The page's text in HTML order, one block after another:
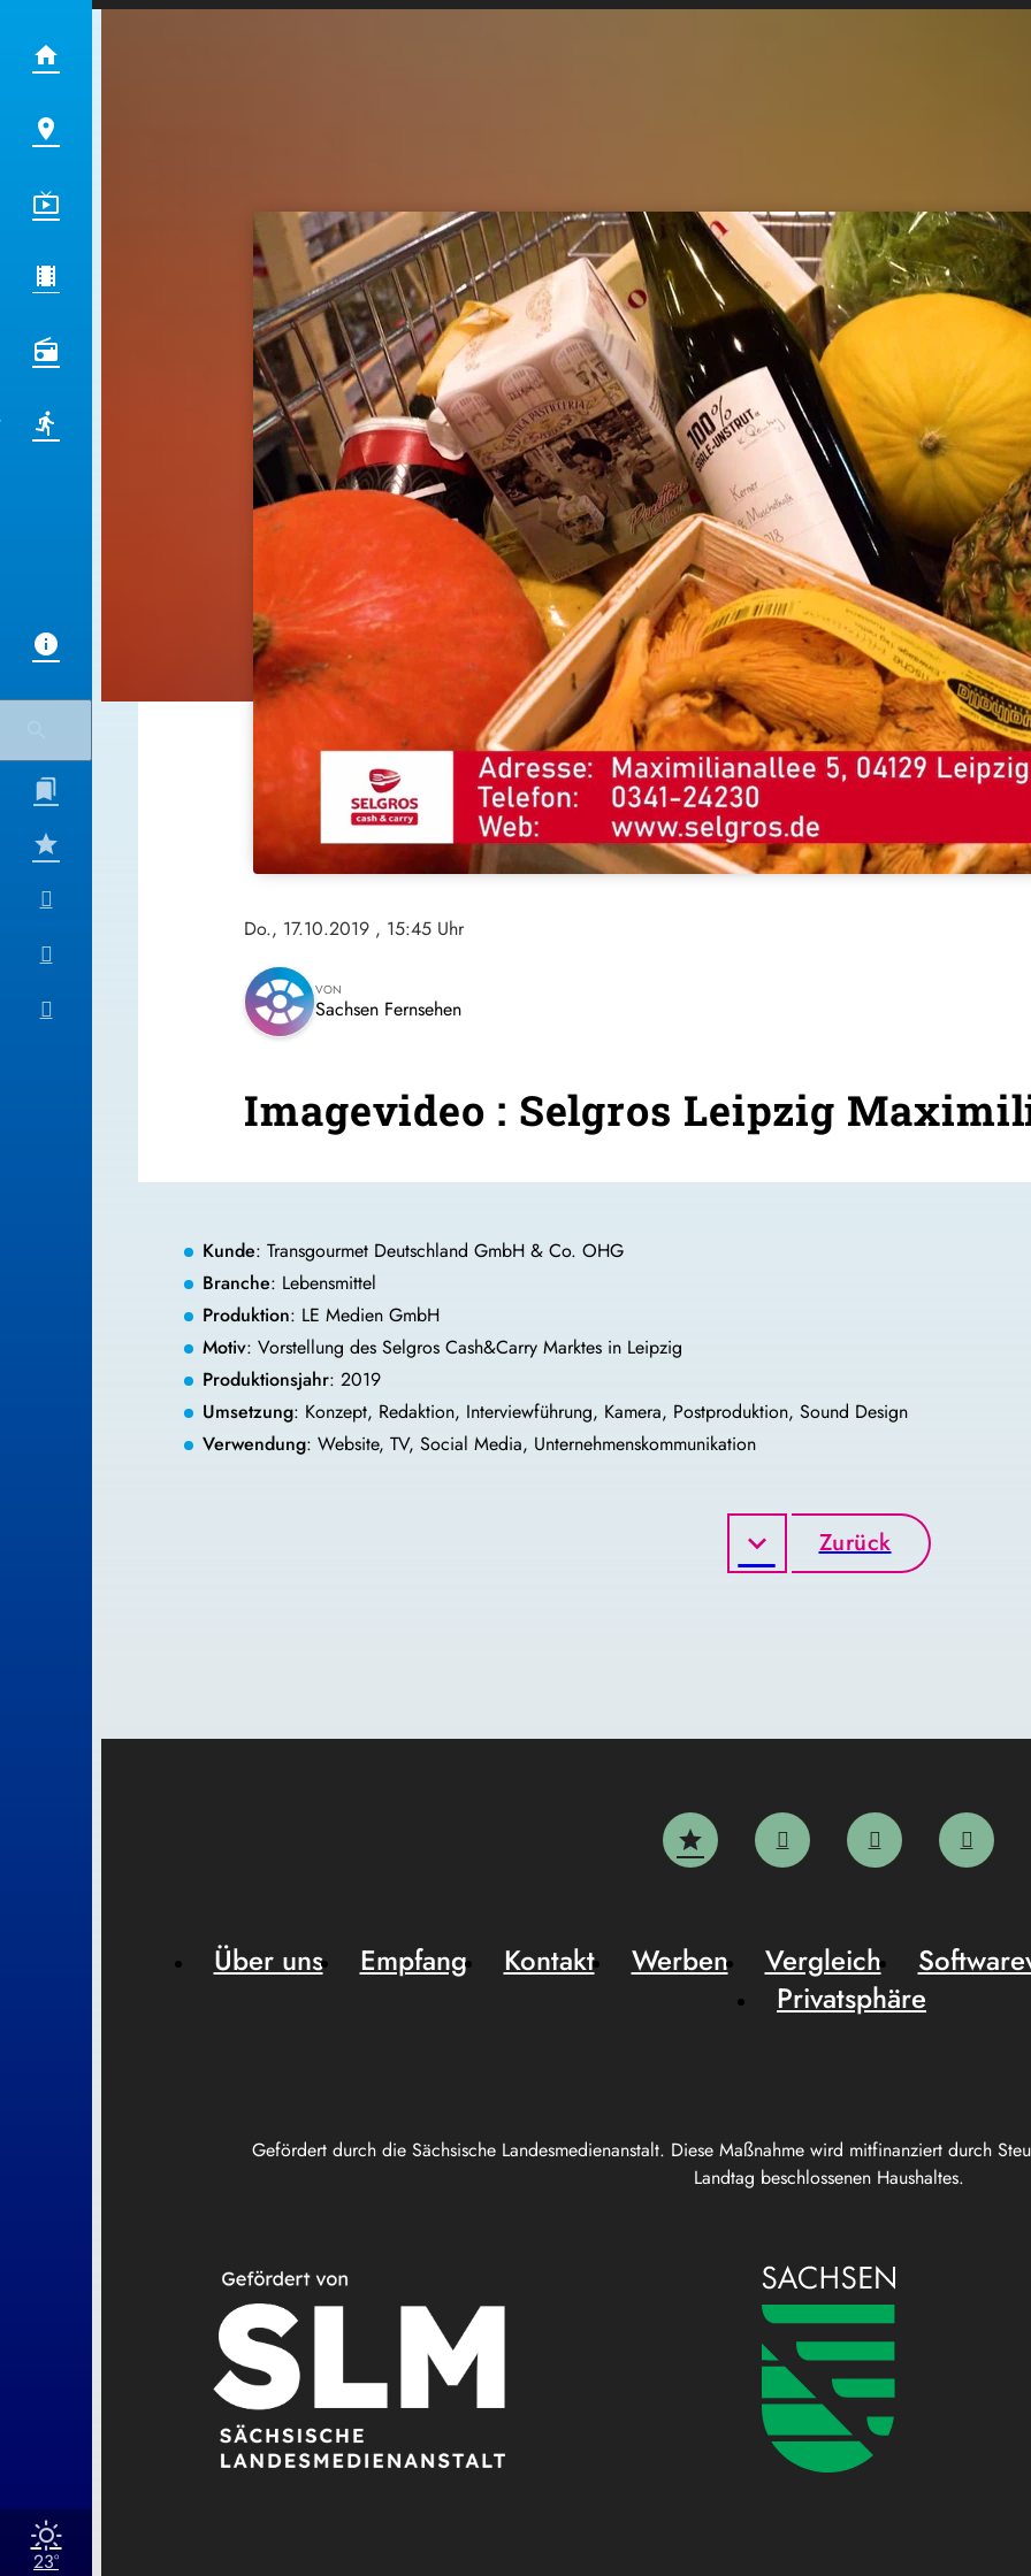
23°
Do., 17.10.2019 , 15:45 Uhr
VON
Sachsen Fernsehen
Imagevideo : Selgros Leipzig
Kunde: Transgourmet Deutschland GmbH & Co. OHG
Branche: Lebensmittel
Produktion: LE Medien GmbH
Motiv: Vorstellung des Selgros Cash&Carry Marktes in Leipzig
Produktionsjahr: 2019
Umsetzung: Konzept, Redaktion, Interviewführung, Kamera, Postproduktion, Sound Design
Verwendung: Website, TV, Social Media, Unternehmenskommunikation
Zurück
Gefördert durch die Sächsische Landesmedienanstalt. Diese Maßnahme wird mitfinanziert durch
Landtag beschlossenen Haushaltes.
Über uns Empfang Kontakt Werben Vergleich
Privatsphäre